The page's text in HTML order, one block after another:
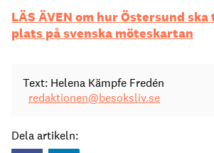
LÄS ÄVEN om hur Östersund
plats på svenska möteskartan
Text: Helena Kämpfe Fredén
redaktionen@besoksliv.se
Dela artikeln: